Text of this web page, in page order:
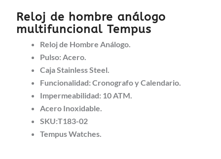
Reloj de hombre análogo
multifuncional Tempus
Reloj de Hombre Análogo.
Pulso: Acero.
Caja Stainless Steel.
Funcionalidad: Cronografo y Calendario.
Impermeabilidad: 10 ATM.
Acero Inoxidable.
SKU:T183-02
Tempus Watches.